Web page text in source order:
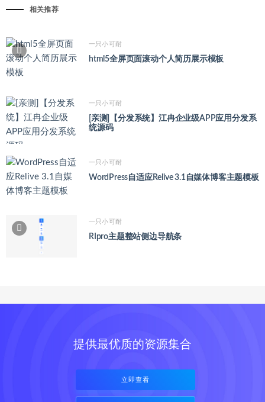
相关推荐
一只小可耐
html5全屏页面滚动个人简历展示模板
一只小可耐
[亲测]【分发系统】江冉企业级APP应用分发系
统源码
一只小可耐
WordPress自适应Relive 3.1自媒体博客主题模板
一只小可耐
RIpro主题整站侧边导航条
提供最优质的资源集合
立即查看